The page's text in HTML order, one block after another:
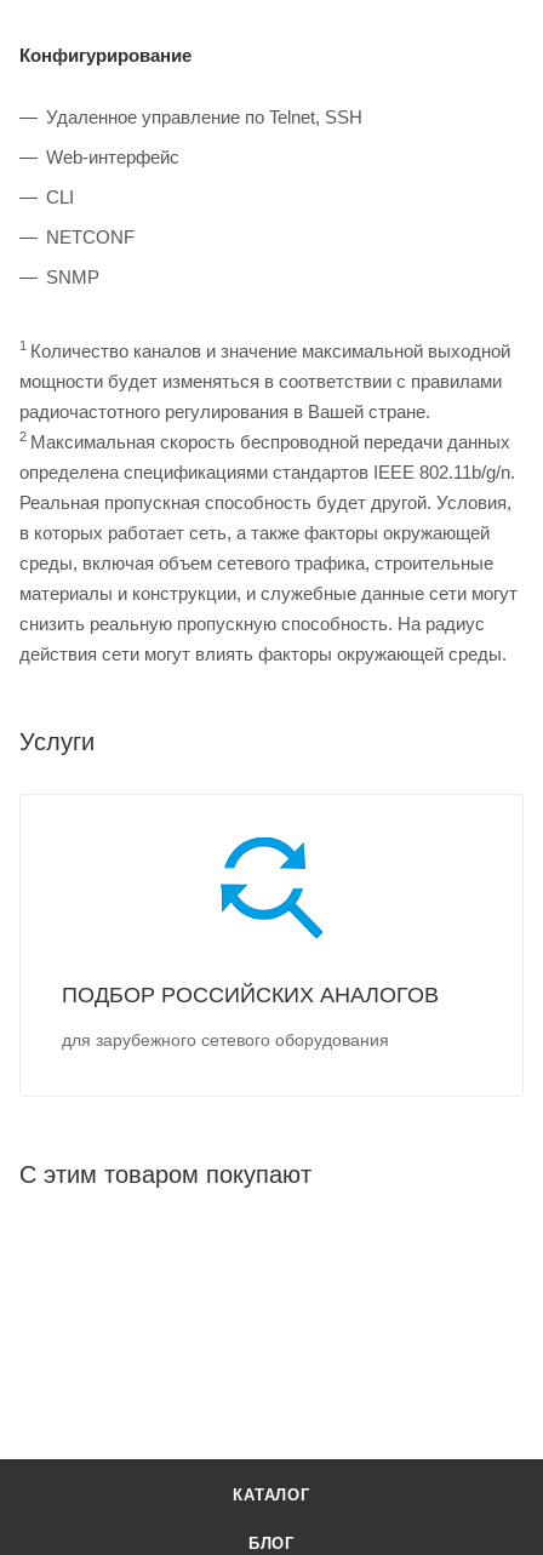
Конфигурирование
Удаленное управление по Telnet, SSH
Web-интерфейс
CLI
NETCONF
SNMP
1 Количество каналов и значение максимальной выходной
мощности будет изменяться в соответствии с правилами
радиочастотного регулирования в Вашей стране.
2 Максимальная скорость беспроводной передачи данных
определена спецификациями стандартов IEEE 802.11b/g/n.
Реальная пропускная способность будет другой. Условия,
в которых работает сеть, а также факторы окружающей
среды, включая объем сетевого трафика, строительные
материалы и конструкции, и служебные данные сети могут
снизить реальную пропускную способность. На радиус
действия сети могут влиять факторы окружающей среды.
Услуги
ПОДБОР РОССИЙСКИХ АНАЛОГОВ
для зарубежного сетевого оборудования
С этим товаром покупают
КАТАЛОГ
БЛОГ